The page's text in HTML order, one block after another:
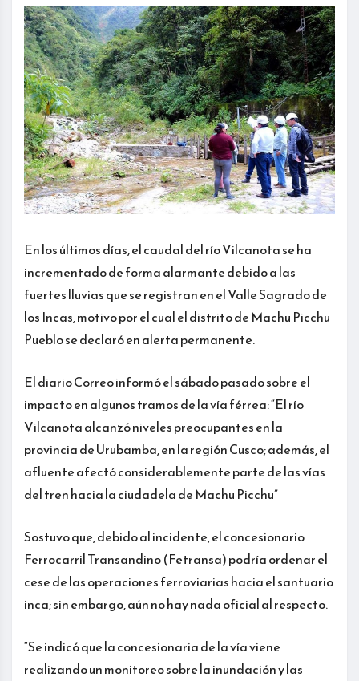
En los últimos días, el caudal del río Vilcanota se ha
incrementado de forma alarmante debido a las
fuertes lluvias que se registran en el Valle Sagrado de
los Incas, motivo por el cual el distrito de Machu Picchu
Pueblo se declaró en alerta permanente.
El diario Correo informó el sábado pasado sobre el
impacto en algunos tramos de la vía férrea: “El río
Vilcanota alcanzó niveles preocupantes en la
provincia de Urubamba, en la región Cusco; además, el
afluente afectó considerablemente parte de las vías
del tren hacia la ciudadela de Machu Picchu”
Sostuvo que, debido al incidente, el concesionario
Ferrocarril Transandino (Fetransa) podría ordenar el
cese de las operaciones ferroviarias hacia el santuario
inca; sin embargo, aún no hay nada oficial al respecto.
“Se indicó que la concesionaria de la vía viene
realizando un monitoreo sobre la inundación y las